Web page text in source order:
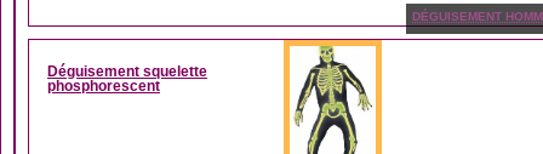
DÉGUISEMENT
Déguisement squelette
phosphorescent